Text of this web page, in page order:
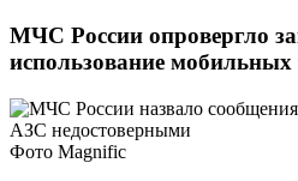
МЧС России опровергло
использование
Фото Magnific